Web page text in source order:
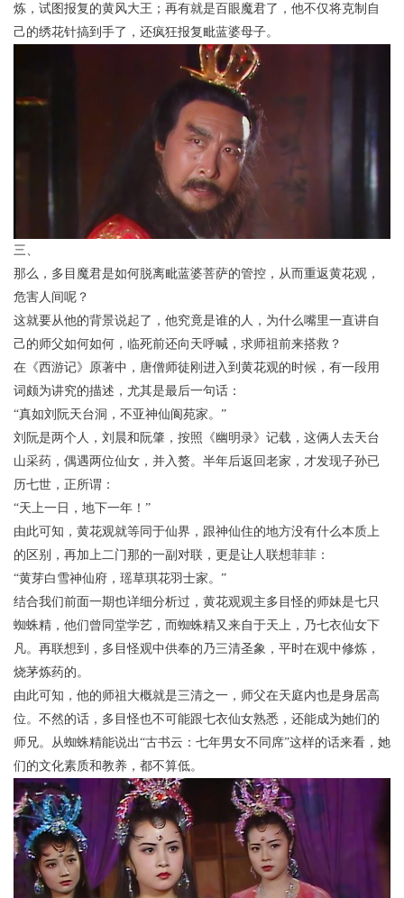
炼，试图报复的黄风大王；再有就是百眼魔君了，他不仅将克制自
己的绣花针搞到手了，还疯狂报复毗蓝婆母子。
三、
那么，多目魔君是如何脱离毗蓝婆菩萨的管控，从而重返黄花观，
危害人间呢？
这就要从他的背景说起了，他究竟是谁的人，为什么嘴里一直讲自
己的师父如何如何，临死前还向天呼喊，求师祖前来搭救？
在《西游记》原著中，唐僧师徒刚进入到黄花观的时候，有一段用
词颇为讲究的描述，尤其是最后一句话：
“真如刘阮天台洞，不亚神仙阆苑家。”
刘阮是两个人，刘晨和阮肇，按照《幽明录》记载，这俩人去天台
山采药，偶遇两位仙女，并入赘。半年后返回老家，才发现子孙已
历七世，正所谓：
“天上一日，地下一年！”
由此可知，黄花观就等同于仙界，跟神仙住的地方没有什么本质上
的区别，再加上二门那的一副对联，更是让人联想菲菲：
“黄芽白雪神仙府，瑶草琪花羽士家。”
结合我们前面一期也详细分析过，黄花观观主多目怪的师妹是七只
蜘蛛精，他们曾同堂学艺，而蜘蛛精又来自于天上，乃七衣仙女下
凡。再联想到，多目怪观中供奉的乃三清圣象，平时在观中修炼，
烧茅炼药的。
由此可知，他的师祖大概就是三清之一，师父在天庭内也是身居高
位。不然的话，多目怪也不可能跟七衣仙女熟悉，还能成为她们的
师兄。从蜘蛛精能说出“古书云：七年男女不同席”这样的话来看，她
们的文化素质和教养，都不算低。